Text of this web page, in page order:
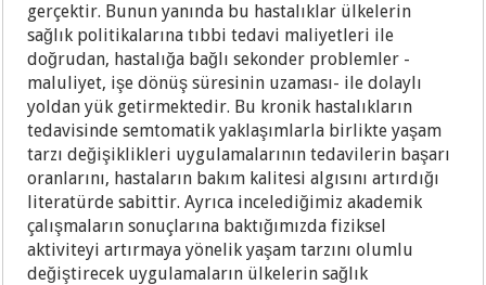
gerçektir. Bunun yanında bu hastalıklar ülkelerin
sağlık politikalarına tıbbi tedavi maliyetleri ile
doğrudan, hastalığa bağlı sekonder problemler -
maluliyet, işe dönüş süresinin uzaması- ile dolaylı
yoldan yük getirmektedir. Bu kronik hastalıkların
tedavisinde semtomatik yaklaşımlarla birlikte yaşam
tarzı değişiklikleri uygulamalarının tedavilerin başarı
oranlarını, hastaların bakım kalitesi algısını artırdığı
literatürde sabittir. Ayrıca incelediğimiz akademik
çalışmaların sonuçlarına baktığımızda fiziksel
aktiviteyi artırmaya yönelik yaşam tarzını olumlu
değiştirecek uygulamaların ülkelerin sağlık